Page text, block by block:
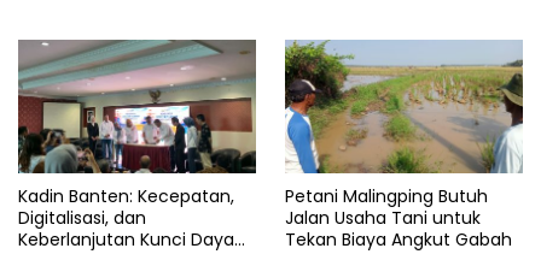
Kadin Banten: Kecepatan,
Digitalisasi, dan
Keberlanjutan Kunci Daya
Petani Malingping Butuh
Jalan Usaha Tani untuk
Tekan Biaya Angkut Gabah